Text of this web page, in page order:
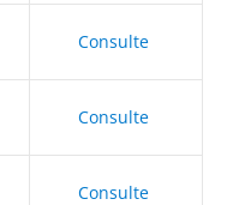
Consulte
Consulte
Consulte